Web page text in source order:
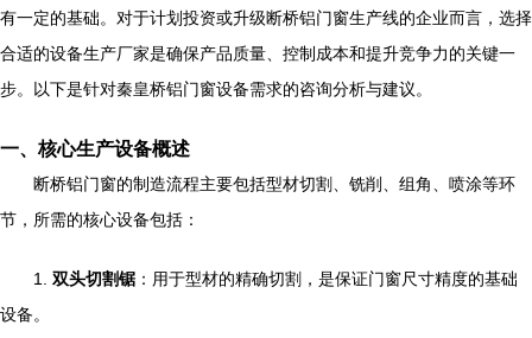
有一定的基础。对于计划投资或升级断桥铝门窗生产线的企业而言，选择
合适的设备生产厂家是确保产品质量、控制成本和提升竞争力的关键一
步。以下是针对秦皇桥铝门窗设备需求的咨询分析与建议。
一、核心生产设备概述
断桥铝门窗的制造流程主要包括型材切割、铣削、组角、喷涂等环
节，所需的核心设备包括：
1. 双头切割锯 ：用于型材的精确切割，是保证门窗尺寸精度的基础
设备。